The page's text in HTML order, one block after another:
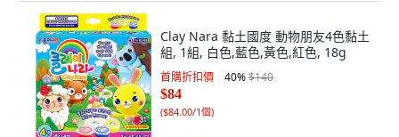
Clay Nara 黏土國度 動物朋友4色黏土
組, 1組, 白色,藍色,黃色,紅色, 18g
首購折扣價 40%$140
$84
($84.00/1個)